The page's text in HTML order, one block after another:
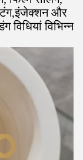
और
विधियां विभिन्न